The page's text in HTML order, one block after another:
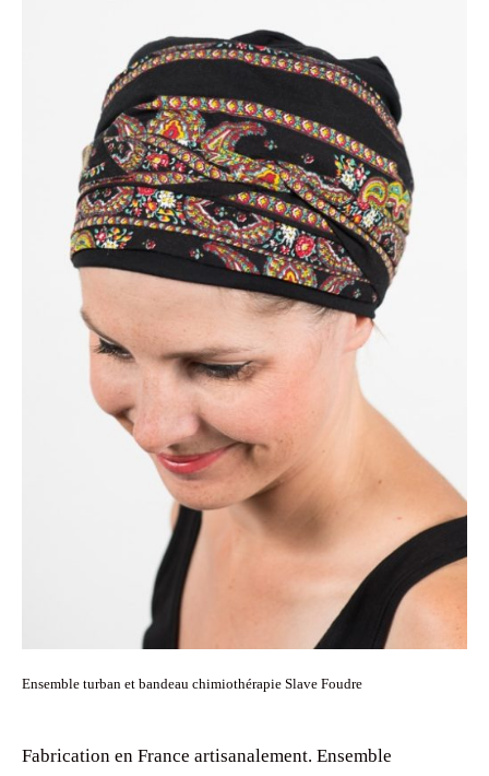
Ensemble turban et bandeau chimiothérapie Slave Foudre
Fabrication en France artisanalement. Ensemble